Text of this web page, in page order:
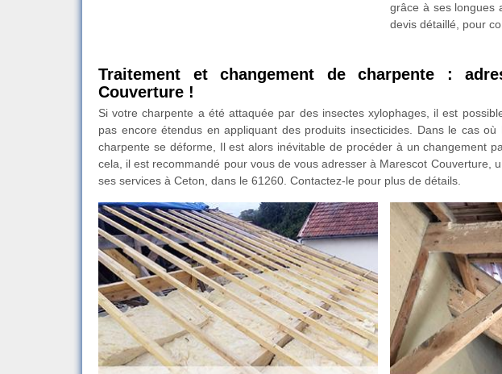
grâce à ses longues
devis détaillé, pour
Traitement et changement de charpente :
Couverture !
Si votre charpente a été attaquée par des insectes xylophages, il est
pas encore étendus en appliquant des produits insecticides. Dans le cas
charpente se déforme, Il est alors inévitable de procéder à un changement
cela, il est recommandé pour vous de vous adresser à Marescot Couverture,
ses services à Ceton, dans le 61260. Contactez-le pour plus de détails.